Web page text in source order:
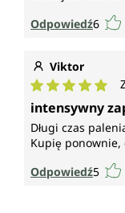
Odpowiedź6
Viktor
Średnia ocena
intensywny
Długi czas
Kupię ponownie,
Odpowiedź5